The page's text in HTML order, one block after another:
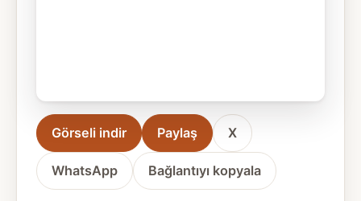
Görseli indir Paylaş X
WhatsApp Bağlantıyı kopyala